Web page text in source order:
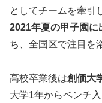
としてチームを牽引
2021年夏の甲子園に
ち、全国区で注目を
高校卒業後は創価大
大学1年からベンチ